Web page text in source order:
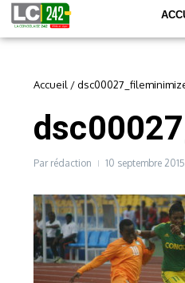
Accueil /
Par rédaction 10 septembre 2015